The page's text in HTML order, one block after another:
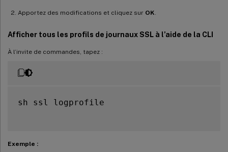
Apportez des modifications et cliquez sur OK
Afficher tous les profils de journaux SSL à l’aide de la CLI
À l’invite de commandes, tapez :
sh ssl logprofile
Exemple :